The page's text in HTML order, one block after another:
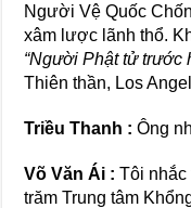
Người Vệ Quốc
xâm lược lãnh thổ.
“Người Phật tử trước
Thiên thần, Los
Triều Thanh : Ông
Võ Văn Ái : Tôi nhắc
trăm Trung tâm